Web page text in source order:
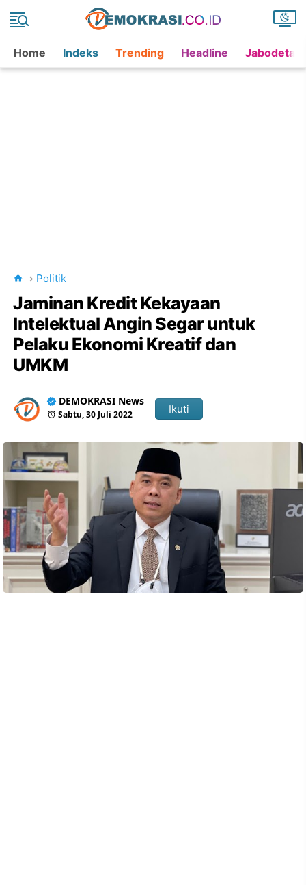
Home Indeks Trending Headline
Politik
Jaminan Kredit Kekayaan
Intelektual Angin Segar untuk
Pelaku Ekonomi Kreatif dan
UMKM
DEMOKRASI News
Sabtu, 30 Juli 2022 Ikuti